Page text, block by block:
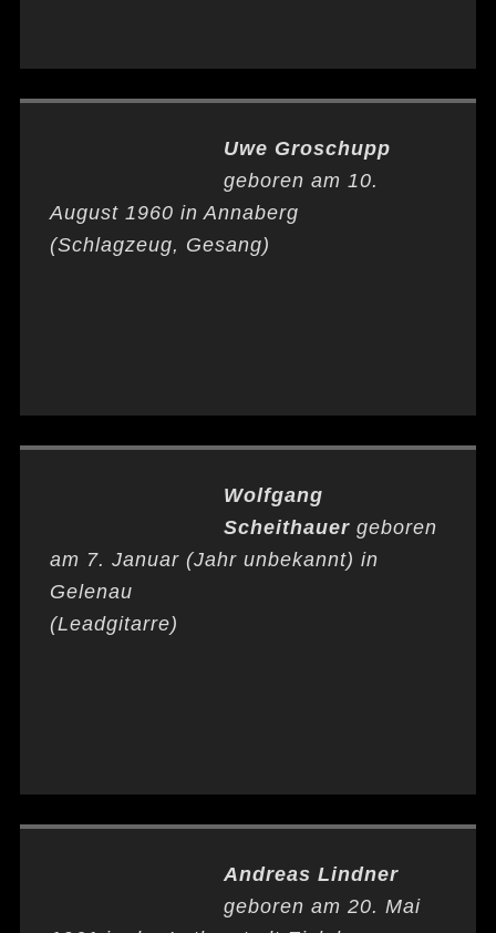
Uwe Groschupp
geboren am 10.
August 1960 in Annaberg
(Schlagzeug, Gesang)
Wolfgang
Scheithauergeboren
am 7. Januar (Jahr unbekannt) in
Gelenau
(Leadgitarre)
Andreas Lindner
geboren am 20. Mai